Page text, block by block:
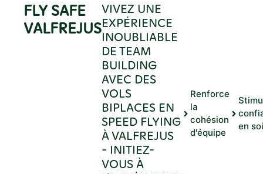
FLY SAFE
VALFREJUS
VIVEZ UNE
EXPÉRIENCE
INOUBLIABLE
DE TEAM
BUILDING
AVEC DES
VOLS
BIPLACES EN
SPEED FLYING
À VALFREJUS
- INITIEZ-
VOUS À
Renforce
la
cohésion
d'équipe
en soi